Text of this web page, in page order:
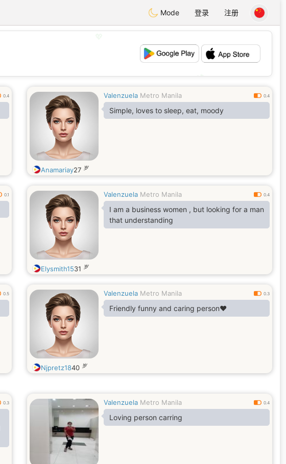
Mode 登录 注册
0.4 Valenzuela Metro Manila 0.4
Simple, loves to sleep, eat, moody
Anamariay27 岁
0.1 Valenzuela Metro Manila 0.4
I am a business women , but looking for a man
that understanding
Elysmith1531 岁
0.5 Valenzuela Metro Manila 0.3
Friendly funny and caring person❤️
Njpretz1840 岁
0.3 Valenzuela Metro Manila 0.4
Loving person carring